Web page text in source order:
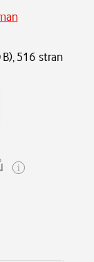
B), 516 stran